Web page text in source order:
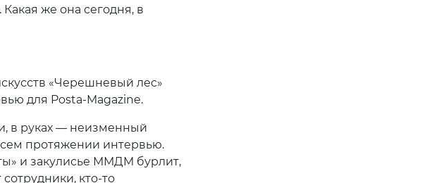
же она сегодня, в
«Черешневый лес»
для Posta-Magazine.
в руках — неизменный
протяжении интервью.
и закулисье ММДМ бурлит,
кто-то